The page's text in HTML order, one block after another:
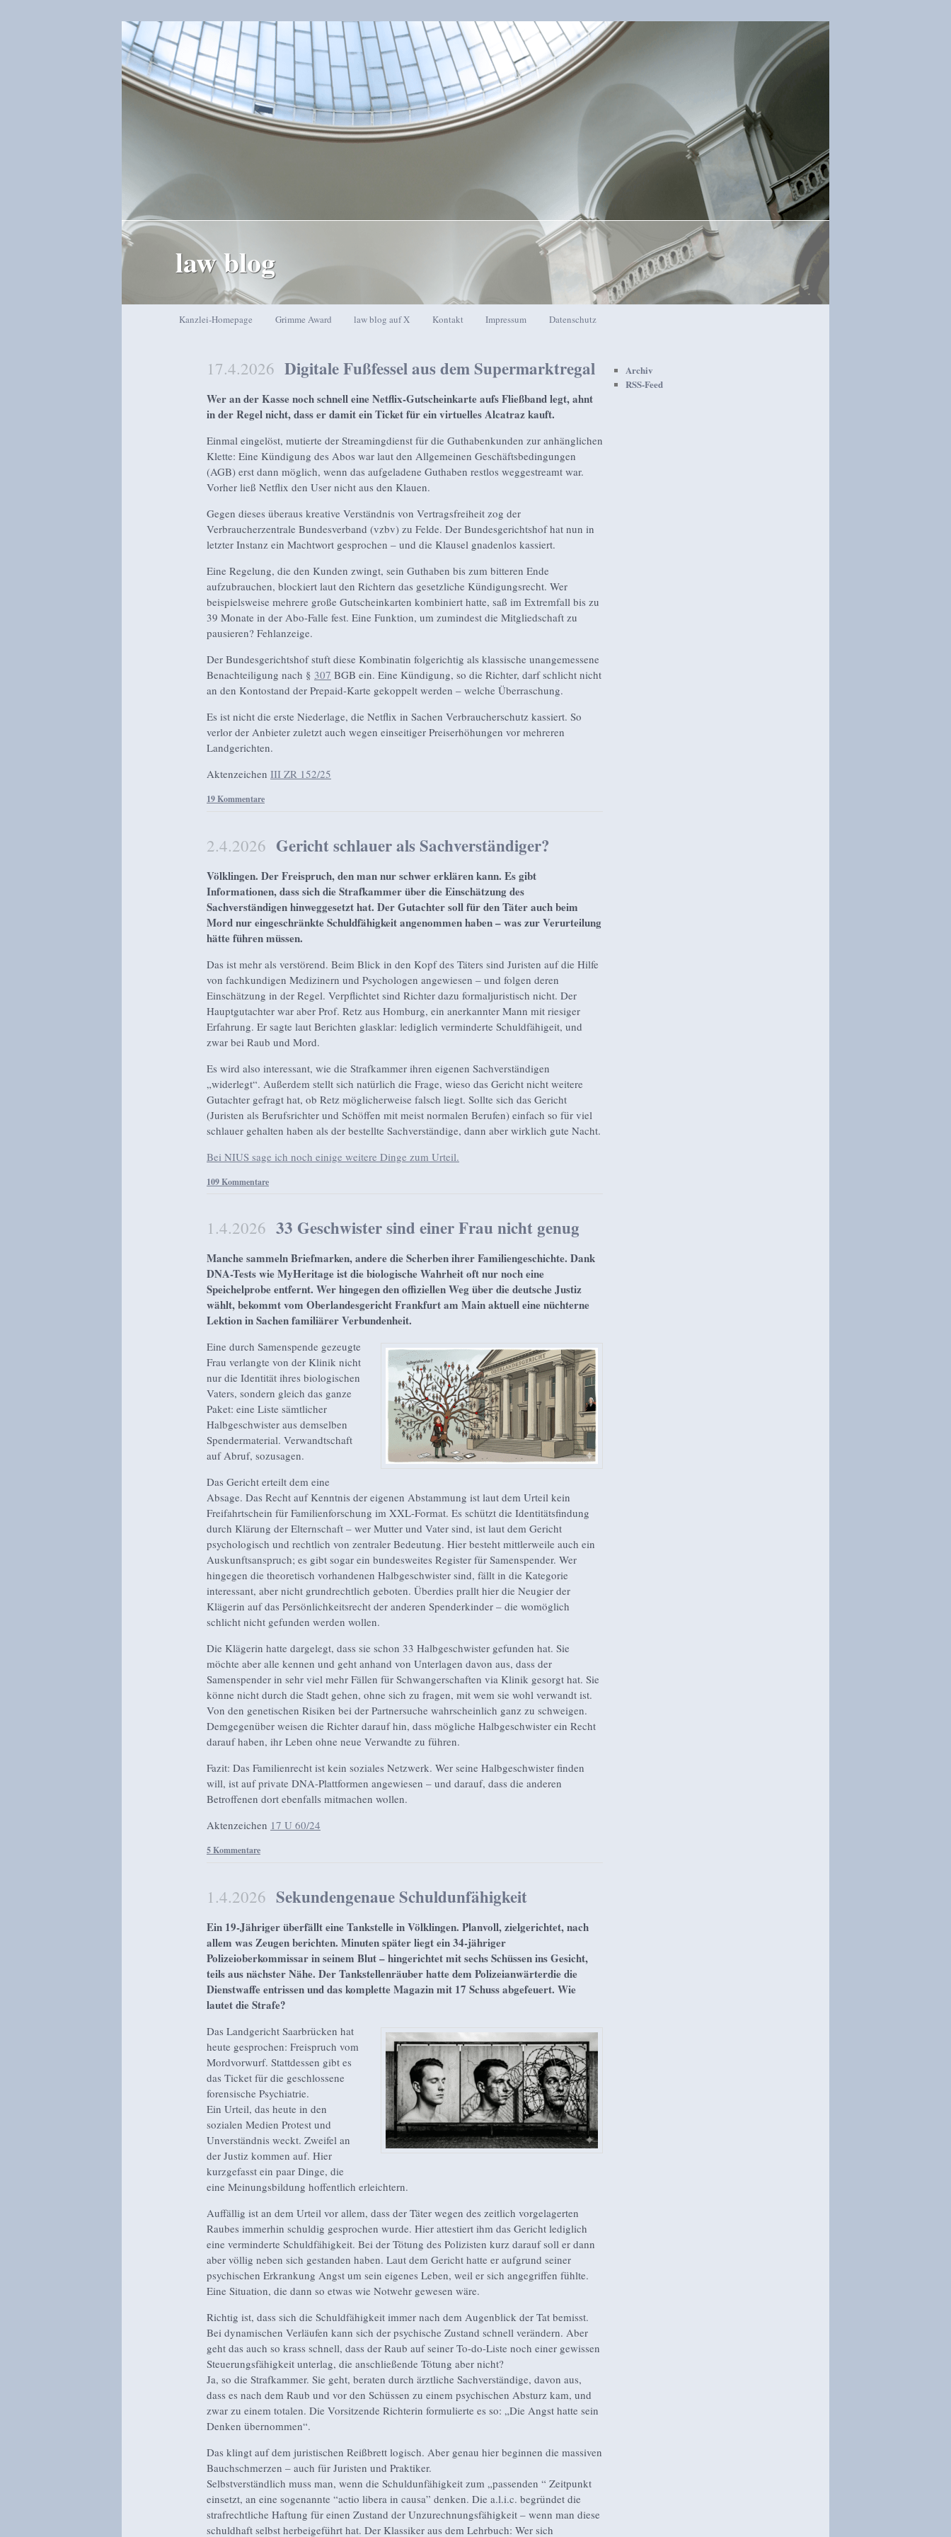
law blog
Zum Inhalt wechseln
Zum sekundären Inhalt wechseln
Kanzlei-Homepage Grimme Award law blog auf X Kontakt Impressum Datenschutz
17.4.2026 Digitale Fußfessel aus dem Supermarktregal
Wer an der Kasse noch schnell eine Netflix-Gutscheinkarte aufs Fließband legt, ahnt
in der Regel nicht, dass er damit ein Ticket für ein virtuelles Alcatraz kauft.
Einmal eingelöst, mutierte der Streamingdienst für die Guthabenkunden zur anhänglichen
Klette: Eine Kündigung des Abos war laut den Allgemeinen Geschäftsbedingungen
(AGB) erst dann möglich, wenn das aufgeladene Guthaben restlos weggestreamt war.
Vorher ließ Netflix den User nicht aus den Klauen.
Gegen dieses überaus kreative Verständnis von Vertragsfreiheit zog der
Verbraucherzentrale Bundesverband (vzbv) zu Felde. Der Bundesgerichtshof hat nun in
letzter Instanz ein Machtwort gesprochen – und die Klausel gnadenlos kassiert.
Eine Regelung, die den Kunden zwingt, sein Guthaben bis zum bitteren Ende
aufzubrauchen, blockiert laut den Richtern das gesetzliche Kündigungsrecht. Wer
beispielsweise mehrere große Gutscheinkarten kombiniert hatte, saß im Extremfall bis zu
39 Monate in der Abo-Falle fest. Eine Funktion, um zumindest die Mitgliedschaft zu
pausieren? Fehlanzeige.
Der Bundesgerichtshof stuft diese Kombinatin folgerichtig als klassische unangemessene
Benachteiligung nach § 307 BGB ein. Eine Kündigung, so die Richter, darf schlicht nicht
an den Kontostand der Prepaid-Karte gekoppelt werden – welche Überraschung.
Es ist nicht die erste Niederlage, die Netflix in Sachen Verbraucherschutz kassiert. So
verlor der Anbieter zuletzt auch wegen einseitiger Preiserhöhungen vor mehreren
Landgerichten.
Aktenzeichen III ZR 152/25
19 Kommentare
2.4.2026 Gericht schlauer als Sachverständiger?
Völklingen. Der Freispruch, den man nur schwer erklären kann. Es gibt
Informationen, dass sich die Strafkammer über die Einschätzung des
Sachverständigen hinweggesetzt hat. Der Gutachter soll für den Täter auch beim
Mord nur eingeschränkte Schuldfähigkeit angenommen haben – was zur Verurteilung
hätte führen müssen.
Das ist mehr als verstörend. Beim Blick in den Kopf des Täters sind Juristen auf die Hilfe
von fachkundigen Medizinern und Psychologen angewiesen – und folgen deren
Einschätzung in der Regel. Verpflichtet sind Richter dazu formaljuristisch nicht. Der
Hauptgutachter war aber Prof. Retz aus Homburg, ein anerkannter Mann mit riesiger
Erfahrung. Er sagte laut Berichten glasklar: lediglich verminderte Schuldfähigeit, und
zwar bei Raub und Mord.
Es wird also interessant, wie die Strafkammer ihren eigenen Sachverständigen
„widerlegt“. Außerdem stellt sich natürlich die Frage, wieso das Gericht nicht weitere
Gutachter gefragt hat, ob Retz möglicherweise falsch liegt. Sollte sich das Gericht
(Juristen als Berufsrichter und Schöffen mit meist normalen Berufen) einfach so für viel
schlauer gehalten haben als der bestellte Sachverständige, dann aber wirklich gute Nacht.
Bei NIUS sage ich noch einige weitere Dinge zum Urteil.
109 Kommentare
1.4.2026 33 Geschwister sind einer Frau nicht genug
Manche sammeln Briefmarken, andere die Scherben ihrer Familiengeschichte. Dank
DNA-Tests wie MyHeritage ist die biologische Wahrheit oft nur noch eine
Speichelprobe entfernt. Wer hingegen den offiziellen Weg über die deutsche Justiz
wählt, bekommt vom Oberlandesgericht Frankfurt am Main aktuell eine nüchterne
Lektion in Sachen familiärer Verbundenheit.
Eine durch Samenspende gezeugte
Frau verlangte von der Klinik nicht
nur die Identität ihres biologischen
Vaters, sondern gleich das ganze
Paket: eine Liste sämtlicher
Halbgeschwister aus demselben
Spendermaterial. Verwandtschaft
auf Abruf, sozusagen.
Das Gericht erteilt dem eine
Absage. Das Recht auf Kenntnis der eigenen Abstammung ist laut dem Urteil kein
Freifahrtschein für Familienforschung im XXL-Format. Es schützt die Identitätsfindung
durch Klärung der Elternschaft – wer Mutter und Vater sind, ist laut dem Gericht
psychologisch und rechtlich von zentraler Bedeutung. Hier besteht mittlerweile auch ein
Auskunftsanspruch; es gibt sogar ein bundesweites Register für Samenspender. Wer
hingegen die theoretisch vorhandenen Halbgeschwister sind, fällt in die Kategorie
interessant, aber nicht grundrechtlich geboten. Überdies prallt hier die Neugier der
Klägerin auf das Persönlichkeitsrecht der anderen Spenderkinder – die womöglich
schlicht nicht gefunden werden wollen.
Die Klägerin hatte dargelegt, dass sie schon 33 Halbgeschwister gefunden hat. Sie
möchte aber alle kennen und geht anhand von Unterlagen davon aus, dass der
Samenspender in sehr viel mehr Fällen für Schwangerschaften via Klinik gesorgt hat. Sie
könne nicht durch die Stadt gehen, ohne sich zu fragen, mit wem sie wohl verwandt ist.
Von den genetischen Risiken bei der Partnersuche wahrscheinlich ganz zu schweigen.
Demgegenüber weisen die Richter darauf hin, dass mögliche Halbgeschwister ein Recht
darauf haben, ihr Leben ohne neue Verwandte zu führen.
Fazit: Das Familienrecht ist kein soziales Netzwerk. Wer seine Halbgeschwister finden
will, ist auf private DNA-Plattformen angewiesen – und darauf, dass die anderen
Betroffenen dort ebenfalls mitmachen wollen.
Aktenzeichen 17 U 60/24
5 Kommentare
1.4.2026 Sekundengenaue Schuldunfähigkeit
Ein 19-Jähriger überfällt eine Tankstelle in Völklingen. Planvoll, zielgerichtet, nach
allem was Zeugen berichten. Minuten später liegt ein 34-jähriger
Polizeioberkommissar in seinem Blut – hingerichtet mit sechs Schüssen ins Gesicht,
teils aus nächster Nähe. Der Tankstellenräuber hatte dem Polizeianwärterdie die
Dienstwaffe entrissen und das komplette Magazin mit 17 Schuss abgefeuert. Wie
lautet die Strafe?
Das Landgericht Saarbrücken hat
heute gesprochen: Freispruch vom
Mordvorwurf. Stattdessen gibt es
das Ticket für die geschlossene
forensische Psychiatrie.
Ein Urteil, das heute in den
sozialen Medien Protest und
Unverständnis weckt. Zweifel an
der Justiz kommen auf. Hier
kurzgefasst ein paar Dinge, die
eine Meinungsbildung hoffentlich erleichtern.
Auffällig ist an dem Urteil vor allem, dass der Täter wegen des zeitlich vorgelagerten
Raubes immerhin schuldig gesprochen wurde. Hier attestiert ihm das Gericht lediglich
eine verminderte Schuldfähigkeit. Bei der Tötung des Polizisten kurz darauf soll er dann
aber völlig neben sich gestanden haben. Laut dem Gericht hatte er aufgrund seiner
psychischen Erkrankung Angst um sein eigenes Leben, weil er sich angegriffen fühlte.
Eine Situation, die dann so etwas wie Notwehr gewesen wäre.
Richtig ist, dass sich die Schuldfähigkeit immer nach dem Augenblick der Tat bemisst.
Bei dynamischen Verläufen kann sich der psychische Zustand schnell verändern. Aber
geht das auch so krass schnell, dass der Raub auf seiner To-do-Liste noch einer gewissen
Steuerungsfähigkeit unterlag, die anschließende Tötung aber nicht?
Ja, so die Strafkammer. Sie geht, beraten durch ärztliche Sachverständige, davon aus,
dass es nach dem Raub und vor den Schüssen zu einem psychischen Absturz kam, und
zwar zu einem totalen. Die Vorsitzende Richterin formulierte es so: „Die Angst hatte sein
Denken übernommen“.
Das klingt auf dem juristischen Reißbrett logisch. Aber genau hier beginnen die massiven
Bauchschmerzen – auch für Juristen und Praktiker.
Selbstverständlich muss man, wenn die Schuldunfähigkeit zum „passenden “ Zeitpunkt
einsetzt, an eine sogenannte “actio libera in causa” denken. Die a.l.i.c. begründet die
strafrechtliche Haftung für einen Zustand der Unzurechnungsfähigkeit – wenn man diese
schuldhaft selbst herbeigeführt hat. Der Klassiker aus dem Lehrbuch: Wer sich
Archiv
RSS-Feed